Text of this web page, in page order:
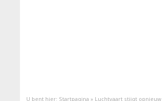
U bent hier: Startpagina » Luchtvaart stijgt opnieuw